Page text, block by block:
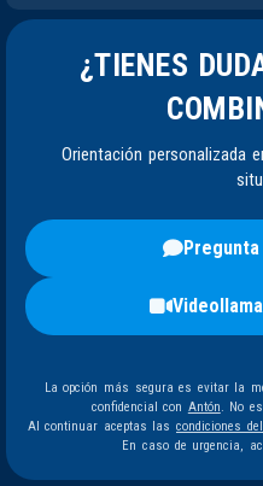
¿TIENES
Orientación personalizada
La opción más segura es evitar la
confidencial con Antón. No
Al continuar aceptas las condiciones
En caso de urgencia,